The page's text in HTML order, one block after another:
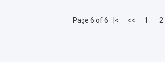
Page 6 of 6 |< << 1 2